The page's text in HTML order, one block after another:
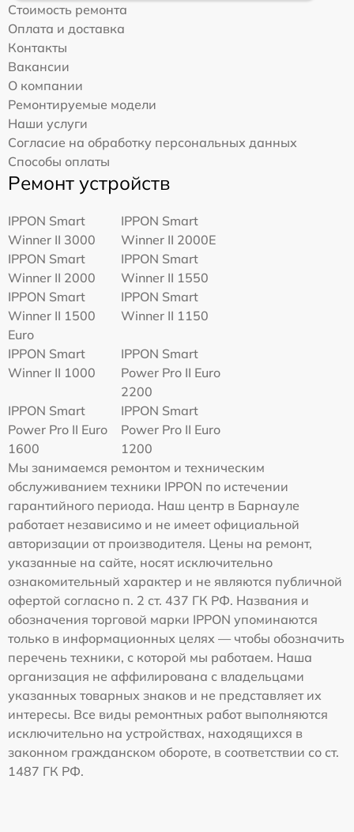
Стоимость ремонта
Оплата и доставка
Контакты
Вакансии
О компании
Ремонтируемые модели
Наши услуги
Согласие на обработку персональных данных
Способы оплаты
Ремонт устройств
IPPON Smart
Winner II 3000
IPPON Smart
Winner II 2000E
IPPON Smart
Winner II 2000
IPPON Smart
Winner II 1550
IPPON Smart
Winner II 1500
Euro
IPPON Smart
Winner II 1150
IPPON Smart
Winner II 1000
IPPON Smart
Power Pro II Euro
2200
IPPON Smart
Power Pro II Euro
1600
IPPON Smart
Power Pro II Euro
1200
Мы занимаемся ремонтом и техническим
обслуживанием техники IPPON по истечении
гарантийного периода. Наш центр в Барнауле
работает независимо и не имеет официальной
авторизации от производителя. Цены на ремонт,
указанные на сайте, носят исключительно
ознакомительный характер и не являются публичной
офертой согласно п. 2 ст. 437 ГК РФ. Названия и
обозначения торговой марки IPPON упоминаются
только в информационных целях — чтобы обозначить
перечень техники, с которой мы работаем. Наша
организация не аффилирована с владельцами
указанных товарных знаков и не представляет их
интересы. Все виды ремонтных работ выполняются
исключительно на устройствах, находящихся в
законном гражданском обороте, в соответствии со ст.
1487 ГК РФ.